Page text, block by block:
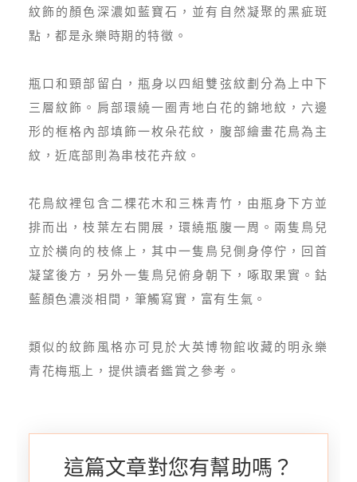
紋飾的顏色深濃如藍寶石，並有自然凝聚的黑疵斑
點，都是永樂時期的特徵。
瓶口和頸部留白，瓶身以四組雙弦紋劃分為上中下
三層紋飾。肩部環繞一圈青地白花的錦地紋，六邊
形的框格內部填飾一枚朵花紋，腹部繪畫花鳥為主
紋，近底部則為串枝花卉紋。
花鳥紋裡包含二棵花木和三株青竹，由瓶身下方並
排而出，枝葉左右開展，環繞瓶腹一周。兩隻鳥兒
立於橫向的枝條上，其中一隻鳥兒側身停佇，回首
凝望後方，另外一隻鳥兒俯身朝下，啄取果實。鈷
藍顏色濃淡相間，筆觸寫實，富有生氣。
類似的紋飾風格亦可見於大英博物館收藏的明永樂
青花梅瓶上，提供讀者鑑賞之參考。
這篇文章對您有幫助嗎？